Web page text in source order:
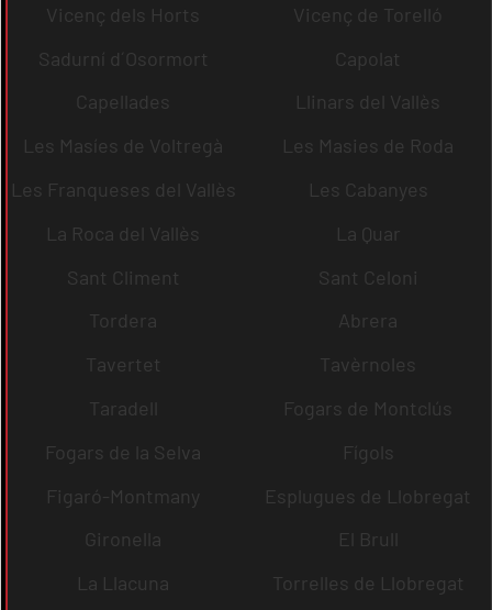
Vicenç dels Horts
Vicenç de Torelló
Sadurní d´Osormort
Capolat
Capellades
Llinars del Vallès
Les Masíes de Voltregà
Les Masies de Roda
Les Franqueses del Vallès
Les Cabanyes
La Roca del Vallès
La Quar
Sant Climent
Sant Celoni
Tordera
Abrera
Tavertet
Tavèrnoles
Taradell
Fogars de Montclús
Fogars de la Selva
Fígols
Figaró-Montmany
Esplugues de Llobregat
Gironella
El Brull
La Llacuna
Torrelles de Llobregat